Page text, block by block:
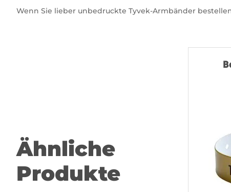
Wenn Sie lieber unbedruckte Tyvek-Armbänder
Ähnliche
Produkte